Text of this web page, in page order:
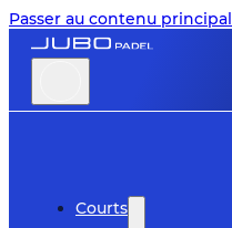
Passer au contenu principal
Courts